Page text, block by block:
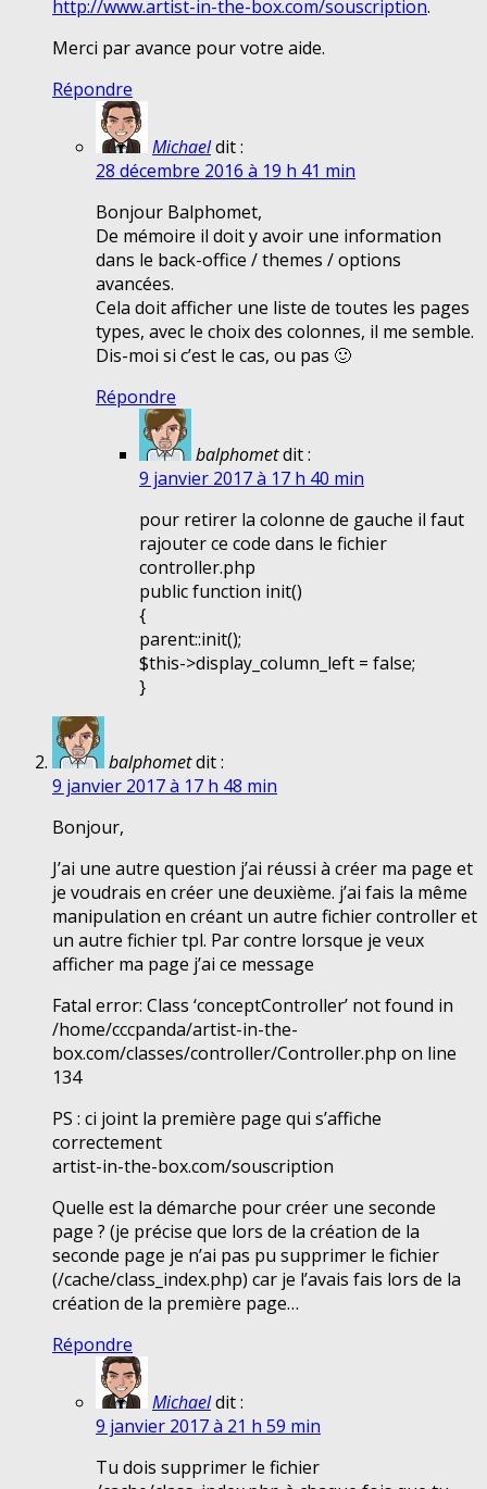
http://www.artist-in-the-box.com/souscription.
Merci par avance pour votre aide.
Répondre
Michaeldit :
28 décembre 2016 à 19 h 41 min
Bonjour Balphomet,
De mémoire il doit y avoir une information
dans le back-office / themes / options
avancées.
Cela doit afficher une liste de toutes les pages
types, avec le choix des colonnes, il me semble.
Dis-moi si c’est le cas, ou pas 🙂
Répondre
balphometdit :
9 janvier 2017 à 17 h 40 min
pour retirer la colonne de gauche il faut
rajouter ce code dans le fichier
controller.php
public function init()
{
parent::init();
$this->display_column_left = false;
}
balphometdit :
9 janvier 2017 à 17 h 48 min
Bonjour,
J’ai une autre question j’ai réussi à créer ma page et
je voudrais en créer une deuxième. j’ai fais la même
manipulation en créant un autre fichier controller et
un autre fichier tpl. Par contre lorsque je veux
afficher ma page j’ai ce message
Fatal error: Class ‘conceptController’ not found in
/home/cccpanda/artist-in-the-
box.com/classes/controller/Controller.php on line
134
PS : ci joint la première page qui s’affiche
correctement
artist-in-the-box.com/souscription
Quelle est la démarche pour créer une seconde
page ? (je précise que lors de la création de la
seconde page je n’ai pas pu supprimer le fichier
(/cache/class_index.php) car je l’avais fais lors de la
création de la première page…
Répondre
Michaeldit :
9 janvier 2017 à 21 h 59 min
Tu dois supprimer le fichier